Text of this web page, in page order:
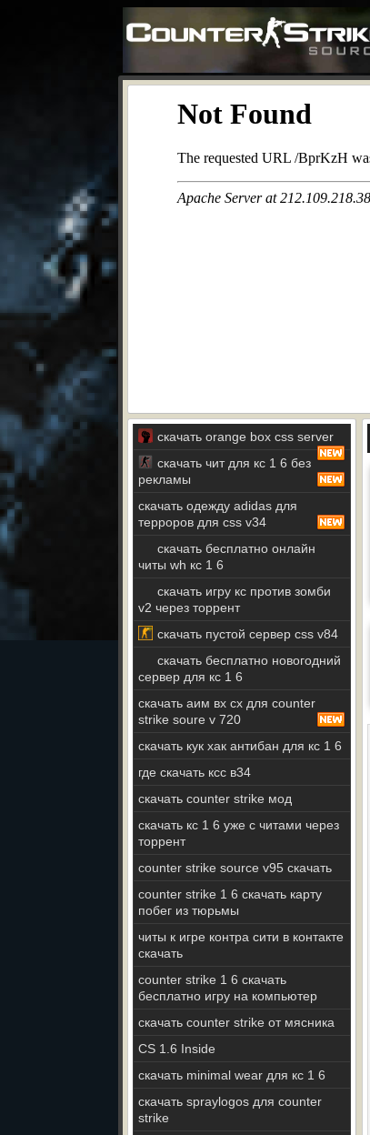
скачать orange box css server
скачать чит для кс 1 6 без
рекламы
скачать одежду adidas для
терроров для css v34
скачать бесплатно онлайн
читы wh кс 1 6
скачать игру кс против зомби
v2 через торрент
cкачать пустой сервер css v84
скачать бесплатно новогодний
сервер для кс 1 6
скачать аим вх сх для counter
strike soure v 720
скачать кук хак антибан для кс 1 6
где скачать ксс в34
скачать counter strike мод
скачать кс 1 6 уже с читами через
торрент
counter strike source v95 скачать
counter strike 1 6 скачать карту
побег из тюрьмы
читы к игре контра сити в контакте
скачать
counter strike 1 6 скачать
бесплатно игру на компьютер
скачать counter strike от мясника
CS 1.6 Inside
скачать minimal wear для кс 1 6
скачать spraylogos для counter
strike